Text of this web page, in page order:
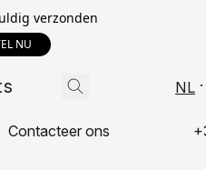
verzonden
NU
NL
Contacteer ons